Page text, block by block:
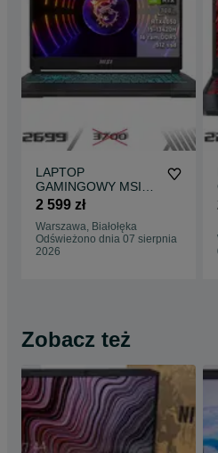
LAPTOP
GAMINGOWY MSI
Cyborg 15 RTX 4050
hz
2 599 zł
Warszawa, Białołęka
Odświeżono dnia 07 sierpnia
2026
Zobacz też